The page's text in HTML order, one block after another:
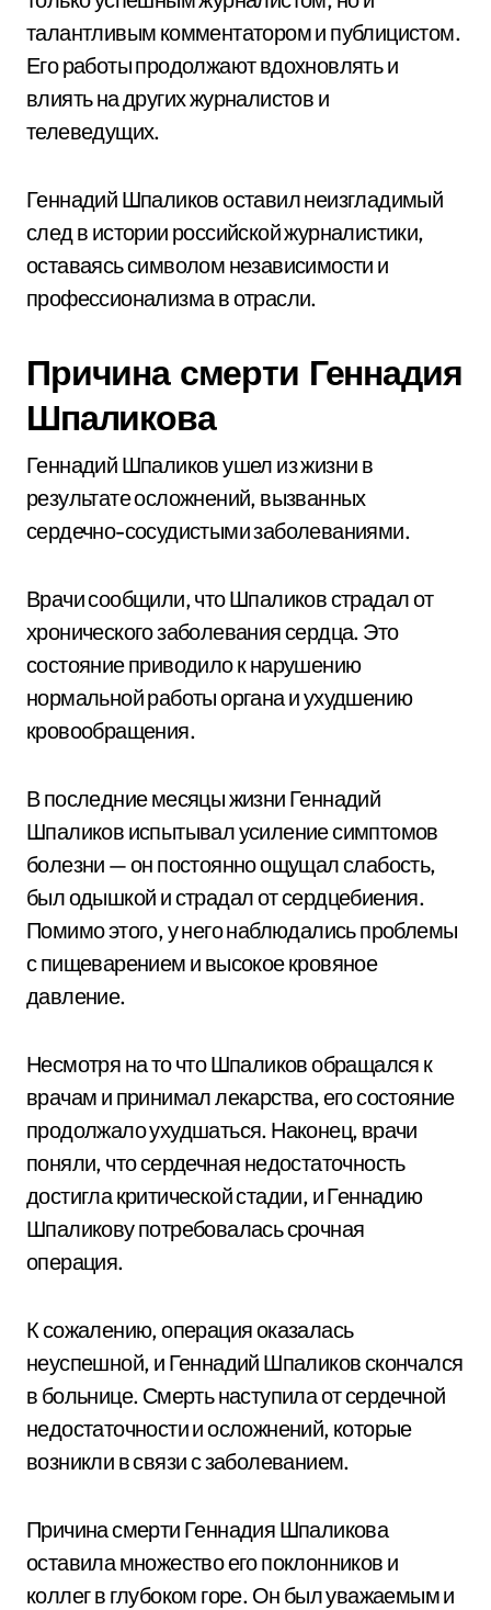
талантливым комментатором и публицистом.
Его работы продолжают вдохновлять и
влиять на других журналистов и
телеведущих.
Геннадий Шпаликов оставил неизгладимый
след в истории российской журналистики,
оставаясь символом независимости и
профессионализма в отрасли.
Причина смерти Геннадия
Шпаликова
Геннадий Шпаликов ушел из жизни в
результате осложнений, вызванных
сердечно-сосудистыми заболеваниями.
Врачи сообщили, что Шпаликов страдал от
хронического заболевания сердца. Это
состояние приводило к нарушению
нормальной работы органа и ухудшению
кровообращения.
В последние месяцы жизни Геннадий
Шпаликов испытывал усиление симптомов
болезни — он постоянно ощущал слабость,
был одышкой и страдал от сердцебиения.
Помимо этого, у него наблюдались проблемы
с пищеварением и высокое кровяное
давление.
Несмотря на то что Шпаликов обращался к
врачам и принимал лекарства, его состояние
продолжало ухудшаться. Наконец, врачи
поняли, что сердечная недостаточность
достигла критической стадии, и Геннадию
Шпаликову потребовалась срочная
операция.
К сожалению, операция оказалась
неуспешной, и Геннадий Шпаликов скончался
в больнице. Смерть наступила от сердечной
недостаточности и осложнений, которые
возникли в связи с заболеванием.
Причина смерти Геннадия Шпаликова
оставила множество его поклонников и
коллег в глубоком горе. Он был уважаемым и